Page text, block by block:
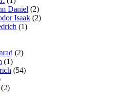
Daniel (2)
Isaak (2)
(1)
(2)
(1)
(54)
(2)